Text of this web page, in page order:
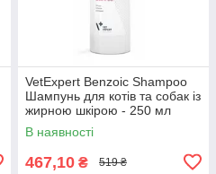
VetExpert Benzoic Shampoo
Шампунь для котів та собак із
жирною шкірою - 250 мл
В наявності
467,10 ₴ 519 ₴